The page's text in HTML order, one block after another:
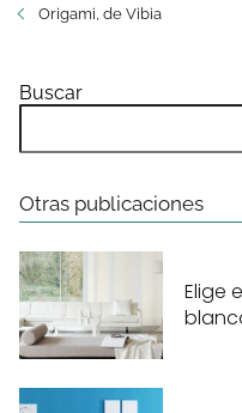
Origami, de Vibia
Buscar
Otras publicaciones
Elige